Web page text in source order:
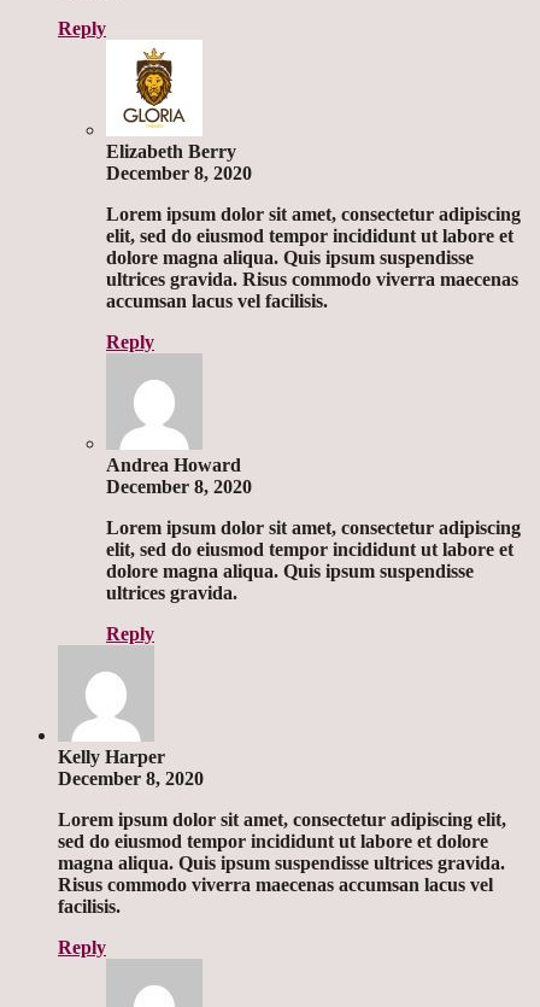
Reply
Elizabeth Berry
December 8, 2020
Lorem ipsum dolor sit amet, consectetur adipiscing
elit, sed do eiusmod tempor incididunt ut labore et
dolore magna aliqua. Quis ipsum suspendisse
ultrices gravida. Risus commodo viverra maecenas
accumsan lacus vel facilisis.
Reply
Andrea Howard
December 8, 2020
Lorem ipsum dolor sit amet, consectetur adipiscing
elit, sed do eiusmod tempor incididunt ut labore et
dolore magna aliqua. Quis ipsum suspendisse
ultrices gravida.
Reply
Kelly Harper
December 8, 2020
Lorem ipsum dolor sit amet, consectetur adipiscing elit,
sed do eiusmod tempor incididunt ut labore et dolore
magna aliqua. Quis ipsum suspendisse ultrices gravida.
Risus commodo viverra maecenas accumsan lacus vel
facilisis.
Reply